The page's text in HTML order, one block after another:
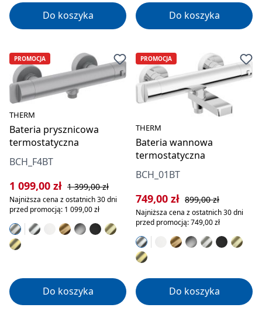
Do koszyka Do koszyka
PROMOCJA
THERM
Bateria prysznicowa
termostatyczna
BCH_F4BT
Cena sprzedaży:
1 099,00 zł Cena regularna:
1 399,00 zł
Najniższa cena z ostatnich 30 dni
przed promocją: 1 099,00 zł
Do koszyka
PROMOCJA
THERM
Bateria wannowa
termostatyczna
BCH_01BT
Cena sprzedaży:
749,00 zł Cena regularna:
899,00 zł
Najniższa cena z ostatnich 30 dni
przed promocją: 749,00 zł
Do koszyka